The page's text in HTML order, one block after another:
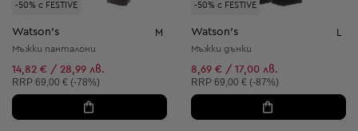
-50% с FESTIVE
Watson's M
Мъжки панталони
14,82 € / 28,99 лв.
Препоръчителна цена:
RRP 69,00 € (-78%)
-50% с FESTIVE
Watson's L
Мъжки дънки
8,69 € / 17,00 лв.
Препоръчителна цена:
RRP 69,00 € (-87%)